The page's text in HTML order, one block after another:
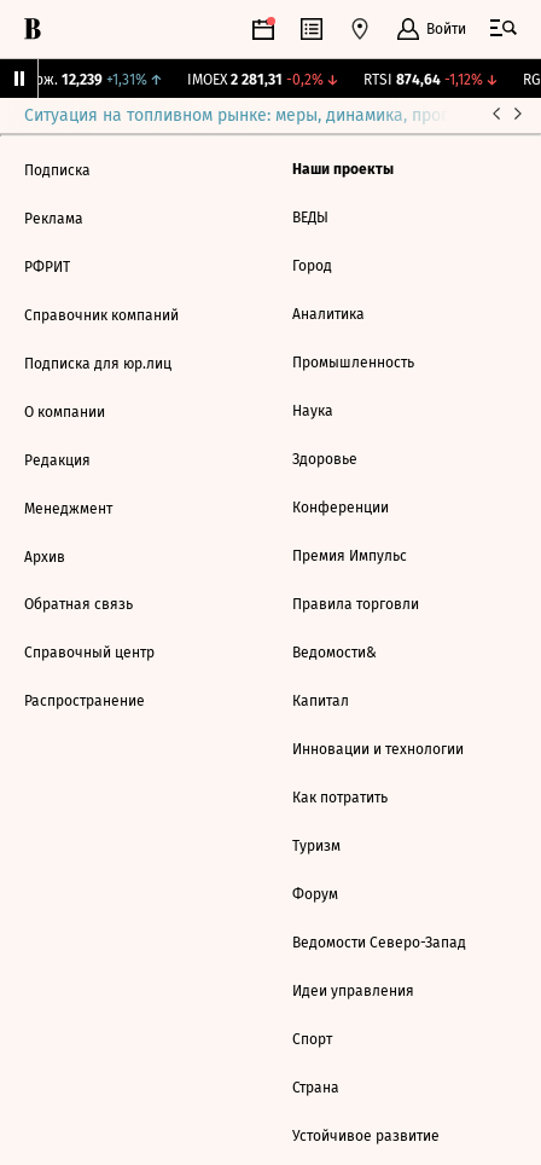
Войти
Бирж. 12,239 +1,31%↑ IMOEX 2 281,31 -0,2%↓ RTSI 874,64 -1,12%↓
Ситуация на топливном рынке: меры, динамика, прогнозы
Подписка
Реклама
РФРИТ
Справочник компаний
Подписка для юр.лиц
О компании
Редакция
Менеджмент
Архив
Обратная связь
Справочный центр
Распространение
Наши проекты
ВЕДЫ
Город
Аналитика
Промышленность
Наука
Здоровье
Конференции
Премия Импульс
Правила торговли
Ведомости&
Капитал
Инновации и технологии
Как потратить
Туризм
Форум
Ведомости Северо-Запад
Идеи управления
Спорт
Страна
Устойчивое развитие